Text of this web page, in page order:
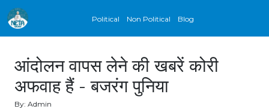
Political Non Political Blog
आंदोलन वापस लेने की खबरें कोरी
अफवाह हैं - बजरंग पुनिया
By: Admin